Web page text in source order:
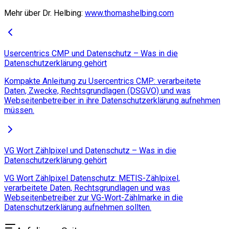
Mehr über Dr. Helbing: www.thomashelbing.com
Usercentrics CMP und Datenschutz – Was in die
Datenschutzerklärung gehört
Kompakte Anleitung zu Usercentrics CMP: verarbeitete
Daten, Zwecke, Rechtsgrundlagen (DSGVO) und was
Webseitenbetreiber in ihre Datenschutzerklärung aufnehmen
müssen.
VG Wort Zählpixel und Datenschutz – Was in die
Datenschutzerklärung gehört
VG Wort Zählpixel Datenschutz: METIS-Zählpixel,
verarbeitete Daten, Rechtsgrundlagen und was
Webseitenbetreiber zur VG-Wort-Zählmarke in die
Datenschutzerklärung aufnehmen sollten.